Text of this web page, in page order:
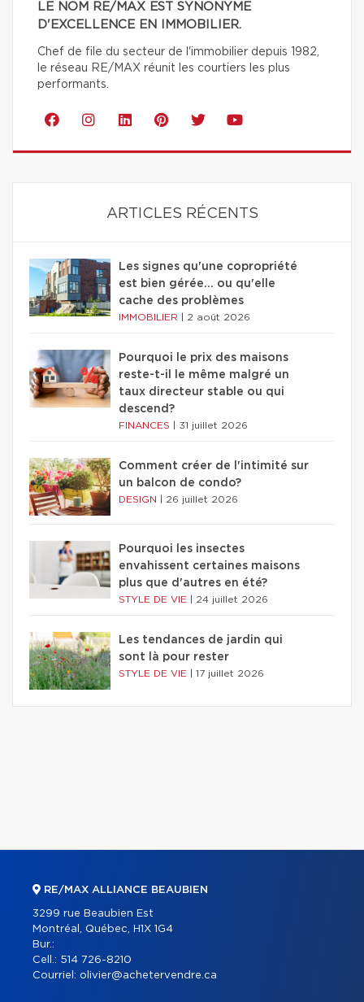
LE NOM RE/MAX EST SYNONYME
D'EXCELLENCE EN IMMOBILIER.
Chef de file du secteur de l'immobilier depuis 1982,
le réseau RE/MAX réunit les courtiers les plus
performants.
ARTICLES RÉCENTS
Les signes qu'une copropriété
est bien gérée… ou qu'elle
cache des problèmes
IMMOBILIER 2 août 2026
Pourquoi le prix des maisons
reste-t-il le même malgré un
taux directeur stable ou qui
descend?
FINANCES 31 juillet 2026
Comment créer de l'intimité sur
un balcon de condo?
DESIGN 26 juillet 2026
Pourquoi les insectes
envahissent certaines maisons
plus que d'autres en été?
STYLE DE VIE 24 juillet 2026
Les tendances de jardin qui
sont là pour rester
STYLE DE VIE 17 juillet 2026
RE/MAX ALLIANCE BEAUBIEN
3299 rue Beaubien Est
Montréal, Québec, H1X 1G4
Bur.:
Cell.: 514 726-8210
Courriel: olivier@achetervendre.ca